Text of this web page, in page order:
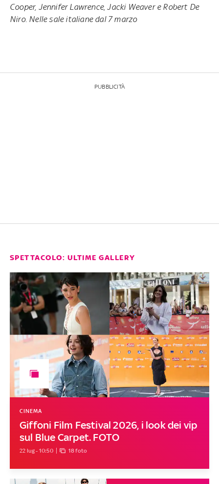
Cooper, Jennifer Lawrence, Jacki Weaver e Robert De
Niro. Nelle sale italiane dal 7 marzo
PUBBLICITÀ
SPETTACOLO: ULTIME GALLERY
Giffoni Film Festival 2026, i look dei vip
sul Blue Carpet. FOTO
CINEMA
22 lug - 10:50 18 foto